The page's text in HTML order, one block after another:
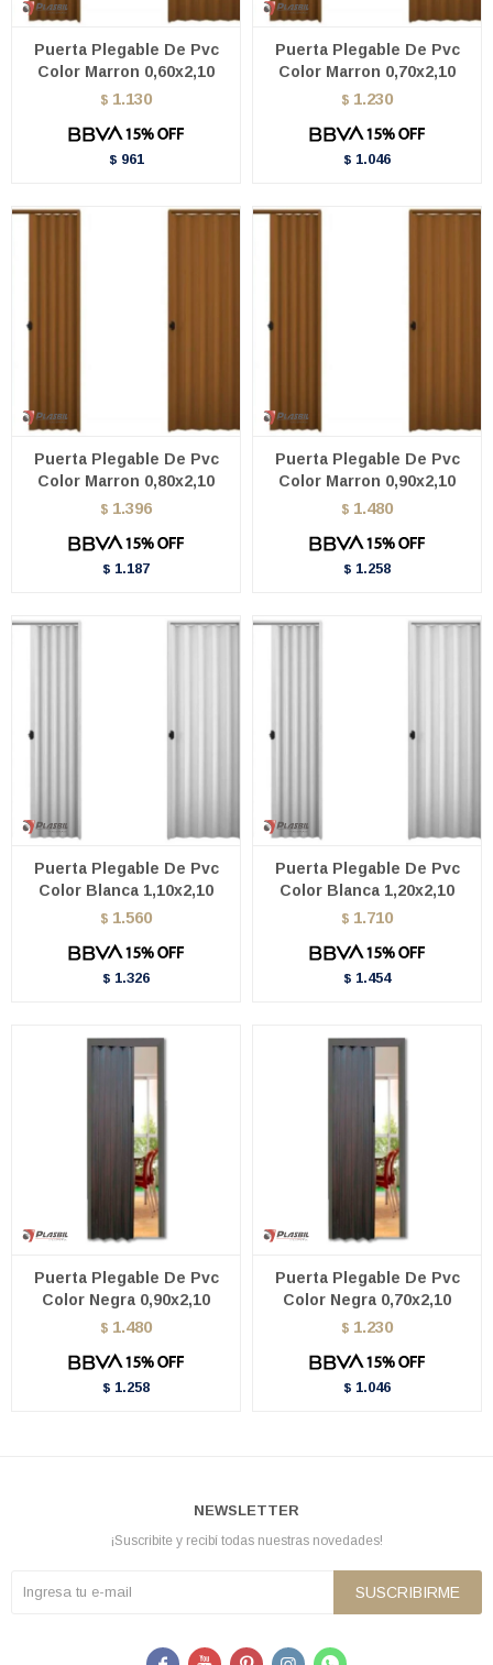
Puerta Plegable De Pvc
Color Marron 0,60x2,10
$ 1.130
$ 961
Puerta Plegable De Pvc
Color Marron 0,70x2,10
$ 1.230
$ 1.046
Puerta Plegable De Pvc
Color Marron 0,80x2,10
$ 1.396
$ 1.187
Puerta Plegable De Pvc
Color Marron 0,90x2,10
$ 1.480
$ 1.258
Puerta Plegable De Pvc
Color Blanca 1,10x2,10
$ 1.560
$ 1.326
Puerta Plegable De Pvc
Color Blanca 1,20x2,10
$ 1.710
$ 1.454
Puerta Plegable De Pvc
Color Negra 0,90x2,10
$ 1.480
$ 1.258
Puerta Plegable De Pvc
Color Negra 0,70x2,10
$ 1.230
$ 1.046
NEWSLETTER
¡Suscribite y recibí todas nuestras novedades!
SUSCRIBIRME